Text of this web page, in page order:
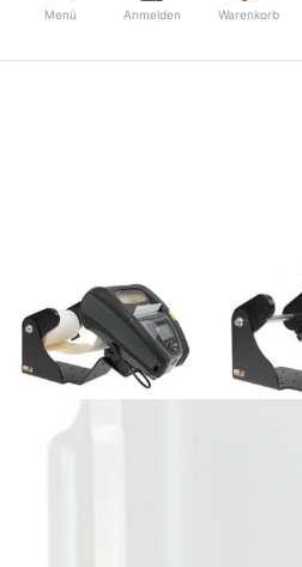
Menü Anmelden Warenkorb